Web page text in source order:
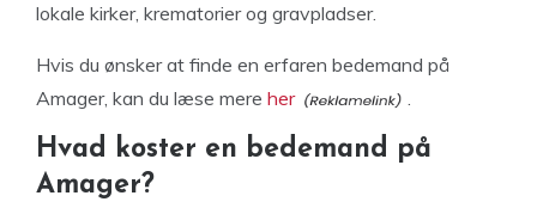
lokale kirker, krematorier og gravpladser.
Hvis du ønsker at finde en erfaren bedemand på
Amager, kan du læse mere her .
Hvad koster en bedemand på
Amager?